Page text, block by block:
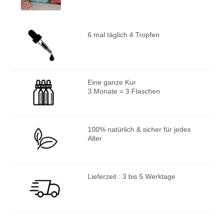
6 mal täglich 4 Tropfen
Eine ganze Kur
3 Monate = 3 Flaschen
100% natürlich & sicher für jedes
Alter
Lieferzeit : 3 bis 5 Werktage